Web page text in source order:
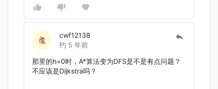
cwf12138
约 5 年前
那里的h=0时，A*算法变为DFS是不是有点问题？
不应该是Dijkstra吗？